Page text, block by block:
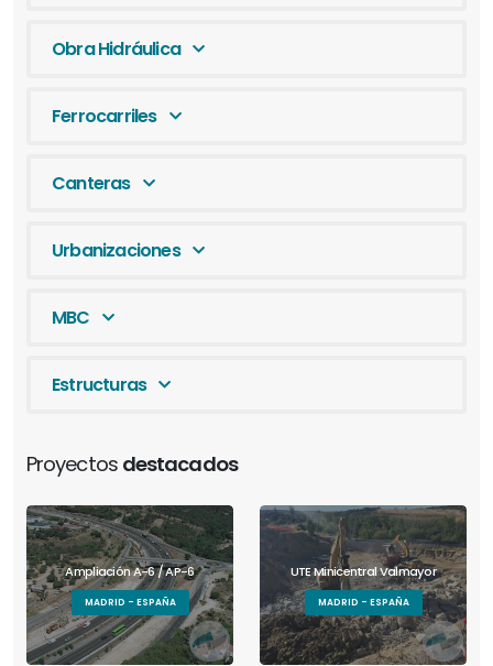
Obra Hidráulica
Ferrocarriles
Canteras
Urbanizaciones
MBC
Estructuras
Proyectos destacados
Ampliación A-6 / AP-6
MADRID - ESPAÑA
UTE Minicentral Valmayor
MADRID - ESPAÑA